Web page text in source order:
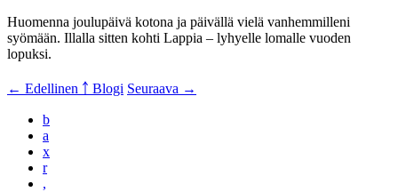
Huomenna joulupäivä kotona ja päivällä vielä vanhemmilleni
syömään. Illalla sitten kohti Lappia – lyhyelle lomalle vuoden
lopuksi.
← Edellinen ￪ Blogi Seuraava →
b
a
x
r
,